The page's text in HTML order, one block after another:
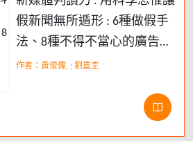
假新聞無所遁形 : 6種做假手
法、8種不得不當心的廣告伎
倆、25種假新聞類型, 一次告
作者：黃俊儒, ; 劉嘉圭